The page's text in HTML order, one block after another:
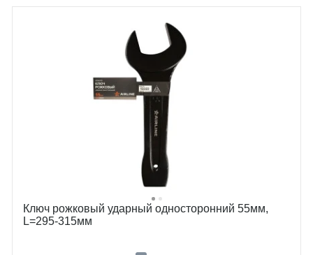
Ключ рожковый ударный односторонний 55мм,
L=295-315мм